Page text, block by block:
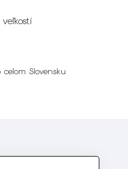
Slovensku